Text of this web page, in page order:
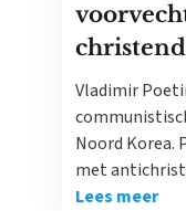
Vladimir
Noord
met
Lees meer